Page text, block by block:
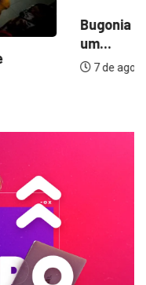
e conspiração em